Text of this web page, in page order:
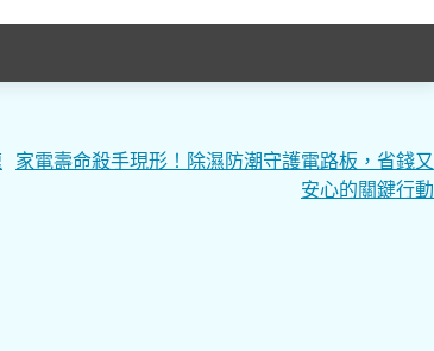
家電壽命殺手現形！除濕防潮守護電路板，省錢又
安心的關鍵行動